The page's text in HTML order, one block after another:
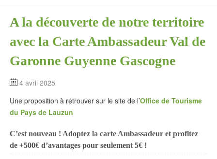
A la découverte de notre territoire
avec la Carte Ambassadeur Val de
Garonne Guyenne Gascogne
4 avril 2025
Une proposition à retrouver sur le site de l’Office de Tourisme
du Pays de Lauzun
C’est nouveau ! Adoptez la carte Ambassadeur et profitez
de +500€ d’avantages pour seulement 5€ !